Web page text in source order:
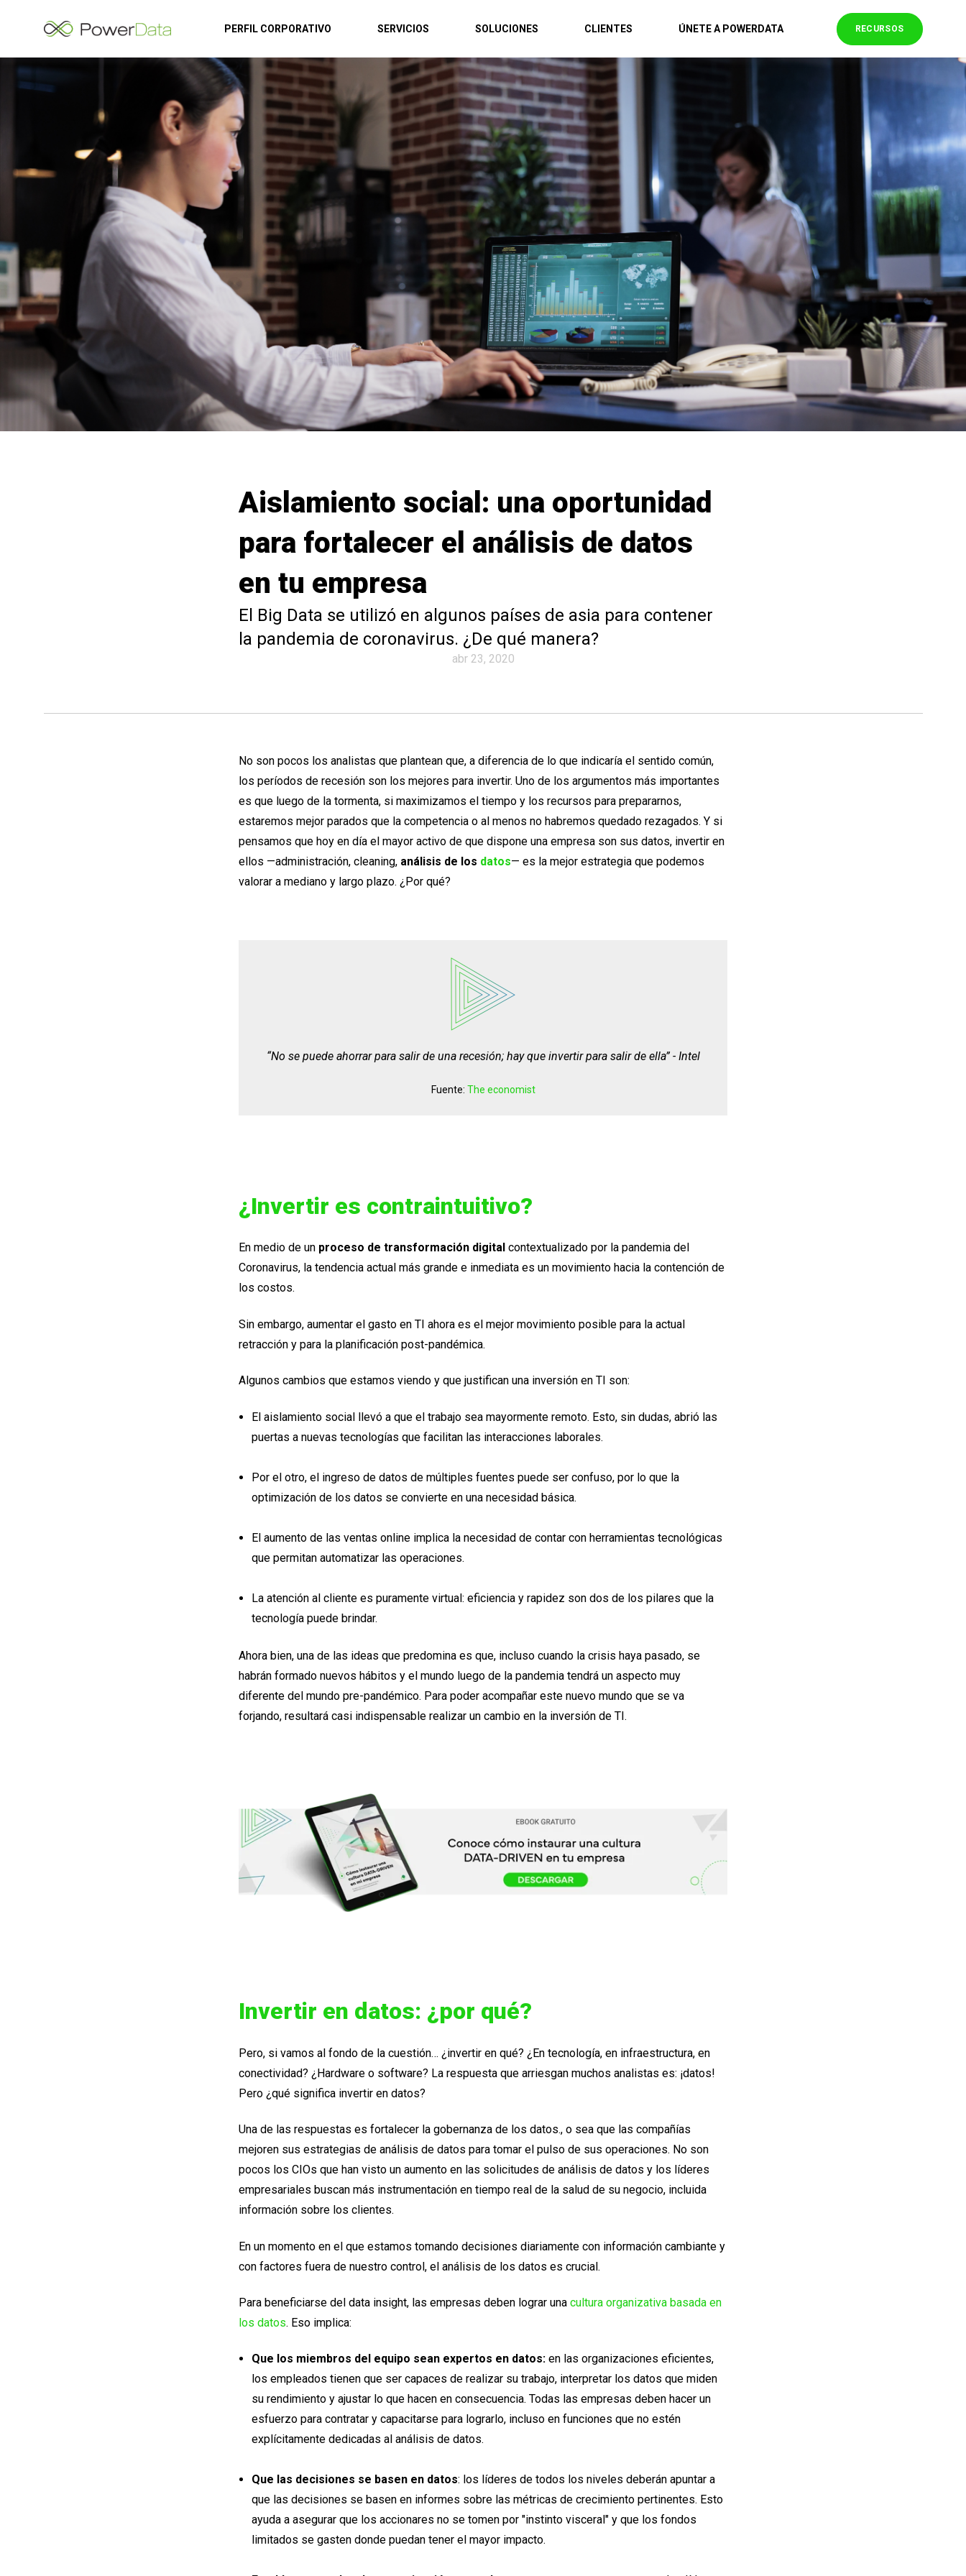
PERFIL CORPORATIVO SERVICIOS SOLUCIONES CLIENTES ÚNETE A POWERDATA RECURSOS
Aislamiento social: una oportunidad
para fortalecer el análisis de datos
en tu empresa
El Big Data se utilizó en algunos países de asia para contener
la pandemia de coronavirus. ¿De qué manera?
abr 23, 2020
No son pocos los analistas que plantean que, a diferencia de lo que indicaría el sentido común,
los períodos de recesión son los mejores para invertir. Uno de los argumentos más importantes
es que luego de la tormenta, si maximizamos el tiempo y los recursos para prepararnos,
estaremos mejor parados que la competencia o al menos no habremos quedado rezagados. Y si
pensamos que hoy en día el mayor activo de que dispone una empresa son sus datos, invertir en
ellos —administración, cleaning, análisis de los datos— es la mejor estrategia que podemos
valorar a mediano y largo plazo. ¿Por qué?
“No se puede ahorrar para salir de una recesión; hay que invertir para salir de ella” - Intel
Fuente: The economist
¿Invertir es contraintuitivo?
En medio de un proceso de transformación digital contextualizado por la pandemia del
Coronavirus, la tendencia actual más grande e inmediata es un movimiento hacia la contención de
los costos.
Sin embargo, aumentar el gasto en TI ahora es el mejor movimiento posible para la actual
retracción y para la planificación post-pandémica.
Algunos cambios que estamos viendo y que justifican una inversión en TI son:
El aislamiento social llevó a que el trabajo sea mayormente remoto. Esto, sin dudas, abrió las
puertas a nuevas tecnologías que facilitan las interacciones laborales.
Por el otro, el ingreso de datos de múltiples fuentes puede ser confuso, por lo que la
optimización de los datos se convierte en una necesidad básica.
El aumento de las ventas online implica la necesidad de contar con herramientas tecnológicas
que permitan automatizar las operaciones.
La atención al cliente es puramente virtual: eficiencia y rapidez son dos de los pilares que la
tecnología puede brindar.
Ahora bien, una de las ideas que predomina es que, incluso cuando la crisis haya pasado, se
habrán formado nuevos hábitos y el mundo luego de la pandemia tendrá un aspecto muy
diferente del mundo pre-pandémico. Para poder acompañar este nuevo mundo que se va
forjando, resultará casi indispensable realizar un cambio en la inversión de TI.
Invertir en datos: ¿por qué?
Pero, si vamos al fondo de la cuestión… ¿invertir en qué? ¿En tecnología, en infraestructura, en
conectividad? ¿Hardware o software? La respuesta que arriesgan muchos analistas es: ¡datos!
Pero ¿qué significa invertir en datos?
Una de las respuestas es fortalecer la gobernanza de los datos., o sea que las compañías
mejoren sus estrategias de análisis de datos para tomar el pulso de sus operaciones. No son
pocos los CIOs que han visto un aumento en las solicitudes de análisis de datos y los líderes
empresariales buscan más instrumentación en tiempo real de la salud de su negocio, incluida
información sobre los clientes.
En un momento en el que estamos tomando decisiones diariamente con información cambiante y
con factores fuera de nuestro control, el análisis de los datos es crucial.
Para beneficiarse del data insight, las empresas deben lograr una cultura organizativa basada en
los datos. Eso implica:
Que los miembros del equipo sean expertos en datos:en las organizaciones eficientes,
los empleados tienen que ser capaces de realizar su trabajo, interpretar los datos que miden
su rendimiento y ajustar lo que hacen en consecuencia. Todas las empresas deben hacer un
esfuerzo para contratar y capacitarse para lograrlo, incluso en funciones que no estén
explícitamente dedicadas al análisis de datos.
Que las decisiones se basen en datos: los líderes de todos los niveles deberán apuntar a
que las decisiones se basen en informes sobre las métricas de crecimiento pertinentes. Esto
ayuda a asegurar que los accionares no se tomen por "instinto visceral" y que los fondos
limitados se gasten donde puedan tener el mayor impacto.